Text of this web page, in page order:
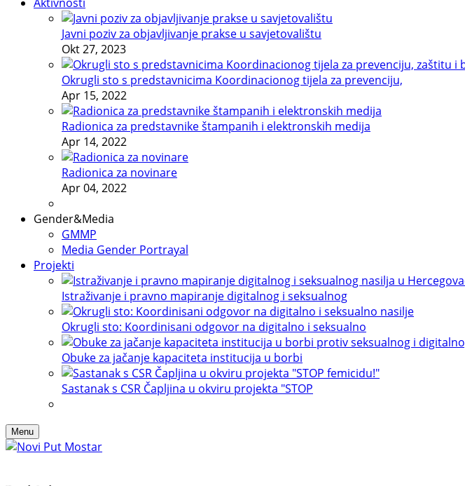
Javni poziv za objavljivanje prakse u savjetovalištu
Okt 27, 2023
Okrugli sto s predstavnicima Koordinacionog tijela za prevenciju,
Apr 15, 2022
Radionica za predstavnike štampanih i elektronskih medija
Apr 14, 2022
Radionica za novinare
Apr 04, 2022
Gender&Media
GMMP
Media Gender Portrayal
Projekti
Istraživanje i pravno mapiranje digitalnog i seksualnog
Okrugli sto: Koordinisani odgovor na digitalno i seksualno
Obuke za jačanje kapaciteta institucija u borbi
Sastanak s CSR Čapljina u okviru projekta "STOP
Menu